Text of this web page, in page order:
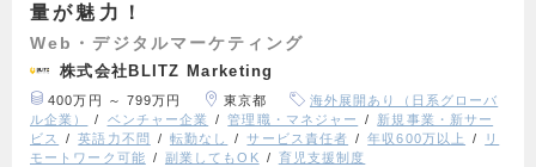
量が魅力！
Web・デジタルマーケティング
株式会社BLITZ Marketing
400万円 ～ 799万円 東京都
海外展開あり（日系グローバ
ル企業）
ベンチャー企業 管理職・マネジャー
新規事業・新サー
ビス
英語力不問 転勤なし サービス責任者 年収600万以上
リ
モートワーク可能
副業してもOK 育児支援制度